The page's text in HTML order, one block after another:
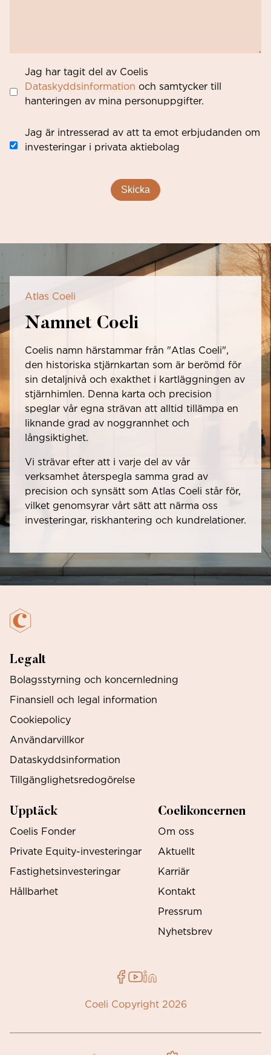
Jag har tagit del av Coelis
Dataskyddsinformation och samtycker till
hanteringen av mina personuppgifter.
Jag är intresserad av att ta emot erbjudanden om
investeringar i privata aktiebolag
Skicka
Atlas Coeli
Namnet Coeli
Coelis namn härstammar från "Atlas Coeli",
den historiska stjärnkartan som är berömd för
sin detaljnivå och exakthet i kartläggningen av
stjärnhimlen. Denna karta och precision
speglar vår egna strävan att alltid tillämpa en
liknande grad av noggrannhet och
långsiktighet.
Vi strävar efter att i varje del av vår
verksamhet återspegla samma grad av
precision och synsätt som Atlas Coeli står för,
vilket genomsyrar vårt sätt att närma oss
investeringar, riskhantering och kundrelationer.
Legalt
Bolagsstyrning och koncernledning
Finansiell och legal information
Cookiepolicy
Användarvillkor
Dataskyddsinformation
Tillgänglighetsredogörelse
Upptäck
Coelis Fonder
Private Equity-investeringar
Fastighetsinvesteringar
Hållbarhet
Coelikoncernen
Om oss
Aktuellt
Karriär
Kontakt
Pressrum
Nyhetsbrev
Coeli Copyright 2026